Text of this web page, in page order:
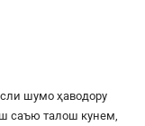
шумо ҳаводору
саъю талош кунем,